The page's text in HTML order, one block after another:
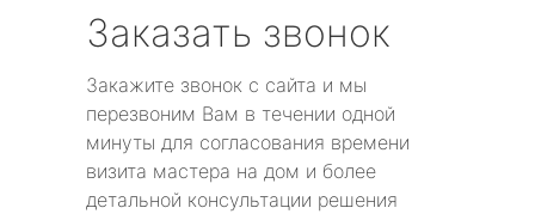
Заказать звонок
Закажите звонок с сайта и мы
перезвоним Вам в течении одной
минуты для согласования времени
визита мастера на дом и более
детальной консультации решения